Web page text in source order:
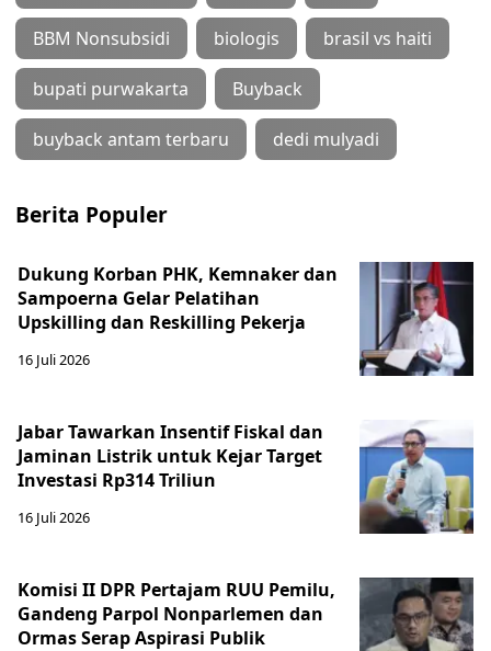
BBM Nonsubsidi biologis brasil vs haiti
bupati purwakarta Buyback
buyback antam terbaru dedi mulyadi
Berita Populer
Dukung Korban PHK, Kemnaker dan
Sampoerna Gelar Pelatihan
Upskilling dan Reskilling Pekerja
16 Juli 2026
Jabar Tawarkan Insentif Fiskal dan
Jaminan Listrik untuk Kejar Target
Investasi Rp314 Triliun
16 Juli 2026
Komisi II DPR Pertajam RUU Pemilu,
Gandeng Parpol Nonparlemen dan
Ormas Serap Aspirasi Publik